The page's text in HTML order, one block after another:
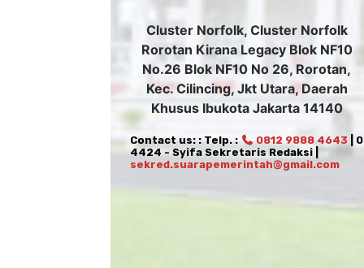
Cluster Norfolk, Cluster Norfolk
Rorotan Kirana Legacy Blok NF10
No.26 Blok NF10 No 26, Rorotan,
Kec. Cilincing, Jkt Utara, Daerah
Khusus Ibukota Jakarta 14140
Contact us: : Telp. : 0812 9888 4643 |
4424 - Syifa Sekretaris Redaksi |
sekred.suarapemerintah@gmail.com